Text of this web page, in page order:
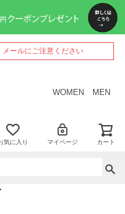
ールにご注意ください
WOMEN MEN
気に入り マイページ カート